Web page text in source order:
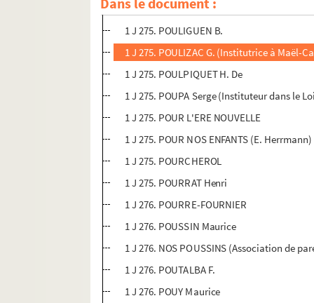
1 J 275. POULET P. (Institutrice à Barly)
1 J 275. POULIGUEN B.
1 J 275. POULIZAC G. (Institutrice à Maël-
1 J 275. POULPIQUET H. De
1 J 275. POUPA Serge (Instituteur dans le
1 J 275. POUR L'ERE NOUVELLE
1 J 275. POUR NOS ENFANTS (E. Herrmann)
1 J 275. POURCHEROL
1 J 275. POURRAT Henri
1 J 276. POURRE-FOURNIER
1 J 276. POUSSIN Maurice
1 J 276. NOS POUSSINS (Association de
1 J 276. POUTALBA F.
1 J 276. POUY Maurice